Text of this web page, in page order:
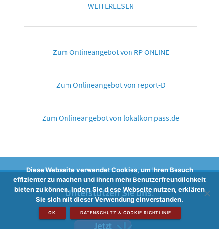
WEITERLESEN
Zum Onlineangebot von RP ONLINE
Zum Onlineangebot von report-D
Zum Onlineangebot von lokalkompass.de
Unterstützen Sie uns:
Diese Webseite verwendet Cookies, um Ihren Besuch
effizienter zu machen und Ihnen mehr Benutzerfreundlichkeit
bieten zu können. Indem Sie diese Webseite nutzen, erklären
Sie sich mit dieser Verwendung einverstanden.
OK DATENSCHUTZ & COOKIE RICHTLINIE